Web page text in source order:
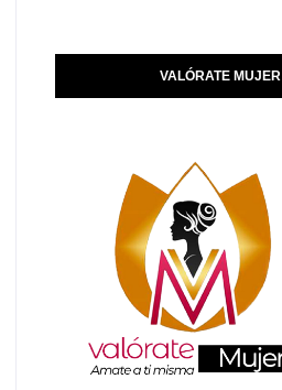
VALÓRATE MUJER